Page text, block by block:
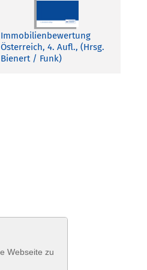
Immobilienbewertung
Österreich, 4. Aufl., (Hrsg.
Bienert / Funk)
Webseite zu